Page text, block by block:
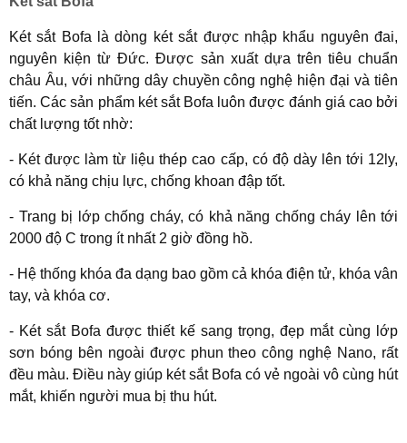
Két sắt Bofa là dòng két sắt được nhập khẩu nguyên đai,
nguyên kiện từ Đức. Được sản xuất dựa trên tiêu chuẩn
châu Âu, với những dây chuyền công nghệ hiện đại và tiên
tiến. Các sản phẩm két sắt Bofa luôn được đánh giá cao bởi
chất lượng tốt nhờ:
- Két được làm từ liệu thép cao cấp, có độ dày lên tới 12ly,
có khả năng chịu lực, chống khoan đập tốt.
- Trang bị lớp chống cháy, có khả năng chống cháy lên tới
2000 độ C trong ít nhất 2 giờ đồng hồ.
- Hệ thống khóa đa dạng bao gồm cả khóa điện tử, khóa vân
tay, và khóa cơ.
- Két sắt Bofa được thiết kế sang trọng, đẹp mắt cùng lớp
sơn bóng bên ngoài được phun theo công nghệ Nano, rất
đều màu. Điều này giúp két sắt Bofa có vẻ ngoài vô cùng hút
mắt, khiến người mua bị thu hút.